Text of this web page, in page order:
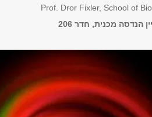
Prof. Dror Fixler, School of
הנדסה מכנית, חדר 206